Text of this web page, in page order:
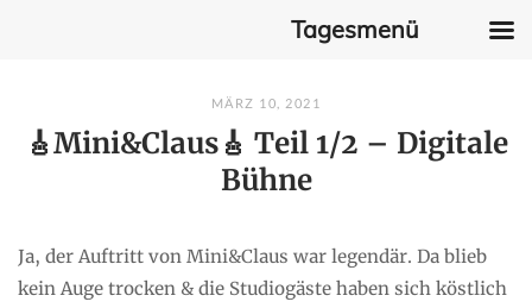
content
MÄRZ 10, 2021
🎸Mini&Claus🎸 Teil 1/2 – Digitale
Bühne
Ja, der Auftritt von Mini&Claus war legendär. Da blieb
kein Auge trocken & die Studiogäste haben sich köstlich
Tagesmenü